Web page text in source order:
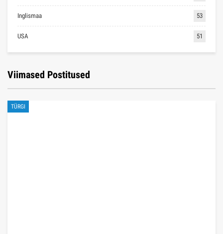
Inglismaa 53
USA 51
Viimased Postitused
TÜRGI